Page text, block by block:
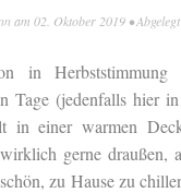
am 02. Oktober 2019 •
in Herbststimmung
Tage (jedenfalls hier
in einer warmen
gerne draußen,
zu Hause zu